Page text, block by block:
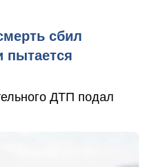
сбил
пытается
ДТП подал